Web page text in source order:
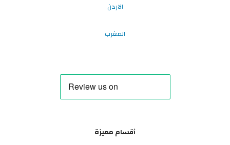
الاردن
المغرب
أقسام مميزة